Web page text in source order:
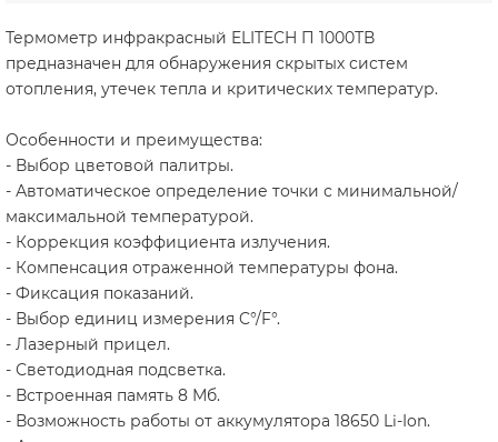
Термометр инфракрасный ELITECH П 1000ТВ
предназначен для обнаружения скрытых систем
отопления, утечек тепла и критических температур.
Особенности и преимущества:
- Выбор цветовой палитры.
- Автоматическое определение точки с минимальной/
максимальной температурой.
- Коррекция коэффициента излучения.
- Компенсация отраженной температуры фона.
- Фиксация показаний.
- Выбор единиц измерения C°/F°.
- Лазерный прицел.
- Светодиодная подсветка.
- Встроенная память 8 Мб.
- Возможность работы от аккумулятора 18650 Li-Ion.